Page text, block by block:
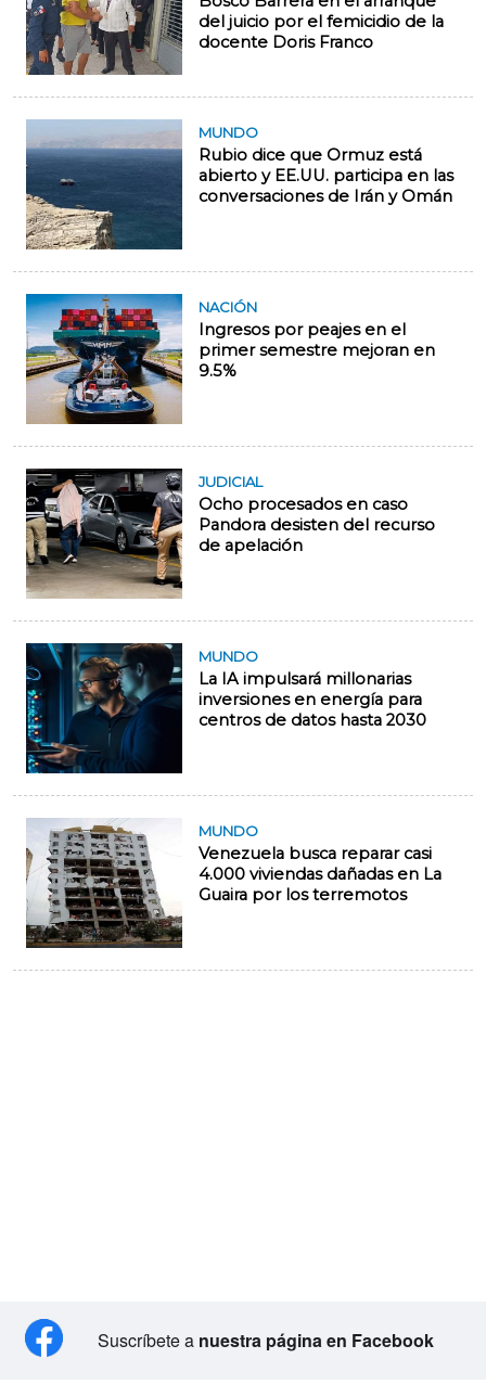
del juicio por el femicidio de la
docente Doris Franco
MUNDO
Rubio dice que Ormuz está
abierto y EE.UU. participa en las
conversaciones de Irán y Omán
NACIÓN
Ingresos por peajes en el
primer semestre mejoran en
9.5%
JUDICIAL
Ocho procesados en caso
Pandora desisten del recurso
de apelación
MUNDO
La IA impulsará millonarias
inversiones en energía para
centros de datos hasta 2030
MUNDO
Venezuela busca reparar casi
4.000 viviendas dañadas en La
Guaira por los terremotos
Suscríbete a nuestra página en Facebook